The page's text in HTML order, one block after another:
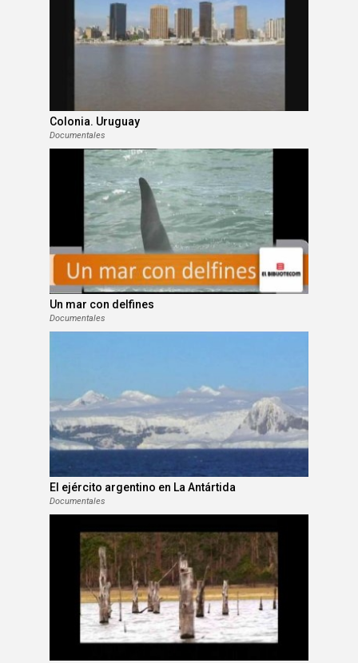
Colonia. Uruguay
Documentales
Un mar con delfines
Documentales
El ejército argentino en La Antártida
Documentales